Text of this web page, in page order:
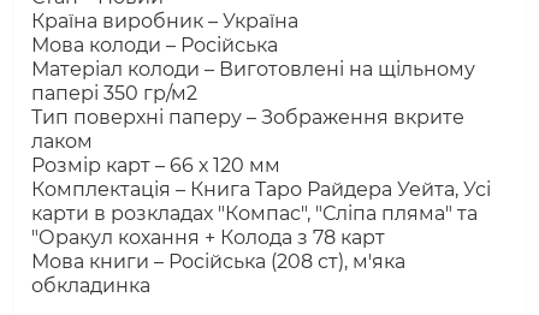
Країна виробник – Україна
Мова колоди – Російська
Матеріал колоди – Виготовлені на щільному
папері 350 гр/м2
Тип поверхні паперу – Зображення вкрите
лаком
Розмір карт – 66 х 120 мм
Комплектація – Книга Таро Райдера Уейта, Усі
карти в розкладах "Компас", "Сліпа пляма" та
"Оракул кохання + Колода з 78 карт
Мова книги – Російська (208 ст), м'яка
обкладинка